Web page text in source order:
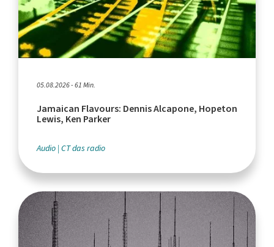
05.08.2026 - 61 Min.
Jamaican Flavours: Dennis Alcapone, Hopeton
Lewis, Ken Parker
Audio CT das radio